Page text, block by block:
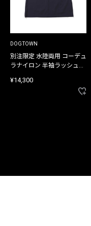
DOGTOWN
別注限定 水陸両用 コーデュ
ラナイロン 半袖ラッシュガ
¥14,300